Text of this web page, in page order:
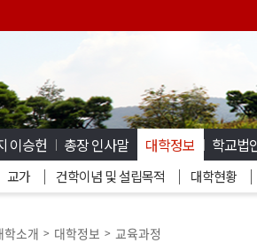
이승헌 총장 인사말 대학정보
교가 건학이념 및 설립목적 대학현황
학교법
학소개 > 대학정보 > 교육과정